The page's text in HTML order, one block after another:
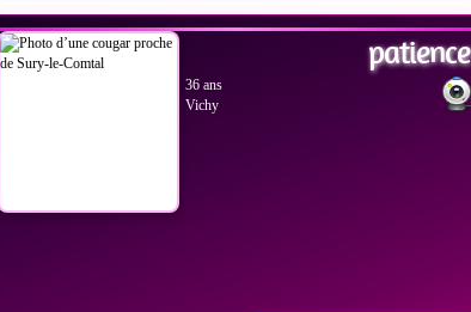
patience
36 ans
Vichy